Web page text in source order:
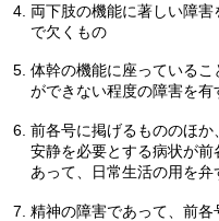
両下肢の機能に著しい障
で欠くもの
体幹の機能に座っている
ができない程度の障害を有
前各号に掲げるもののほ
安静を必要とする病状が
あって、日常生活の用を
精神の障害であって、前